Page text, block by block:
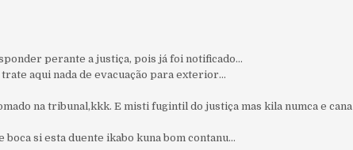
perante a justiça, pois já foi notificado…
trate aqui nada de evacuação para exterior…
na tribunal,kkk. E misti fugintil do justiça mas kila numca e cana
si esta duente ikabo kuna bom contanu…